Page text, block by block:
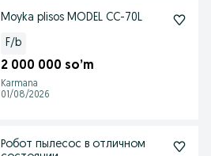
Moyka plisos MODEL CC-70L
F/b
2 000 000 so’m
Karmana
01/08/2026
Робот пылесос в отличном